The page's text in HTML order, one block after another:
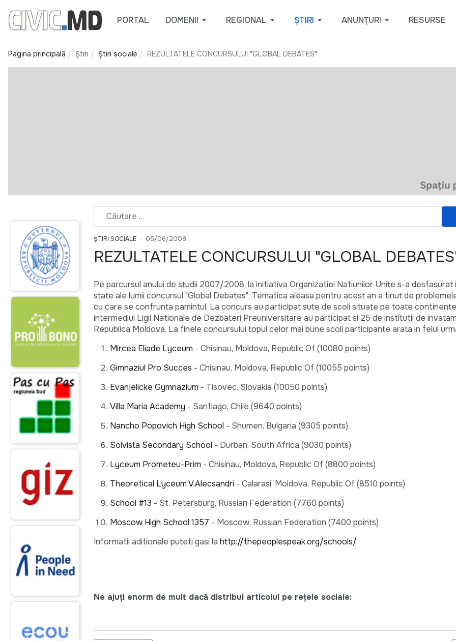
PORTAL DOMENII REGIONAL ȘTIRI ANUNȚURI RESURSE
Pagina principală Știri Știri sociale REZULTATELE CONCURSULUI "GLOBAL DEBATES"
ȘTIRI SOCIALE 05/06/2008
REZULTATELE CONCURSULUI "GLOBAL
Pe parcursul anului de studii 2007/2008, la initiativa Organizatiei Natiunilor Unite s-a desfasurat
state ale lumii concursul "Global Debates". Tematica aleasa pentru acest an a tinut de
cu care se confrunta pamintul. La concurs au participat sute de scoli situate pe toate
intermediul Ligii Nationale de Dezbateri Preuniversitare au participat si 25 de institutii de
Republica Moldova. La finele concursului topul celor mai bune scoli participante arata in felul
Mircea Eliade Lyceum - Chisinau, Moldova, Republic Of (10080 points)
Gimnaziul Pro Succes - Chisinau, Moldova, Republic Of (10055 points)
Evanjelicke Gymnazium - Tisovec, Slovakia (10050 points)
Villa Maria Academy - Santiago, Chile (9640 points)
Nancho Popovich High School - Shumen, Bulgaria (9305 points)
Solvista Secondary School - Durban, South Africa (9030 points)
Lyceum Prometeu-Prim - Chisinau, Moldova, Republic Of (8800 points)
Theoretical Lyceum V.Alecsandri - Calarasi, Moldova, Republic Of (8510 points)
School #13 - St. Petersburg, Russian Federation (7760 points)
Moscow High School 1357 - Moscow, Russian Federation (7400 points)
Informatii aditionale puteti gasi la http://thepeoplespeak.org/schools/
Ne ajuți enorm de mult dacă distribui articolul pe rețele sociale: